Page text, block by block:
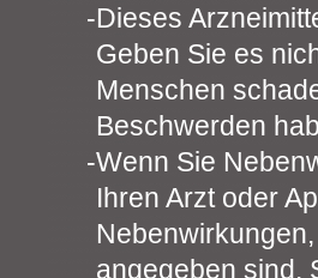
Dieses
Geben Sie es
Menschen
Beschwerden
Wenn Sie
Ihren Arzt oder
angegeben sind.